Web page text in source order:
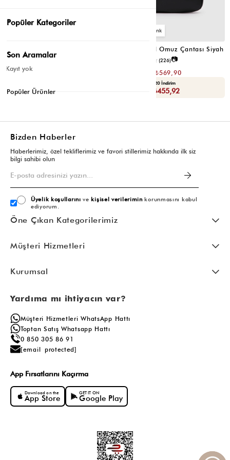
₺1.139,80
Sepette : ₺398,93
Valerie Oval Omuz Çantası Siyah
(226)📷
₺569,90
Yaza Özel Ek %20 İndirim
Sepette : ₺455,92
Bizden Haberler
Haberlerimiz, özel tekliflerimiz ve favori stillerimiz hakkında ilk siz
bilgi sahibi olun
Üyelik koşullarını vekişisel verileriminkorunmasını kabul
ediyorum.
Öne Çıkan Kategorilerimiz
Müşteri Hizmetleri
Kurumsal
Yardıma mı ihtiyacın var?
Müşteri Hizmetleri WhatsApp Hattı
Toptan Satış Whatsapp Hattı
0 850 305 86 91
[email protected]
App Fırsatlarını Kaçırma
Download on the
App Store
GET IT ON
Google Play
Popüler Kategoriler
Son Aramalar
Kayıt yok
Popüler Ürünler